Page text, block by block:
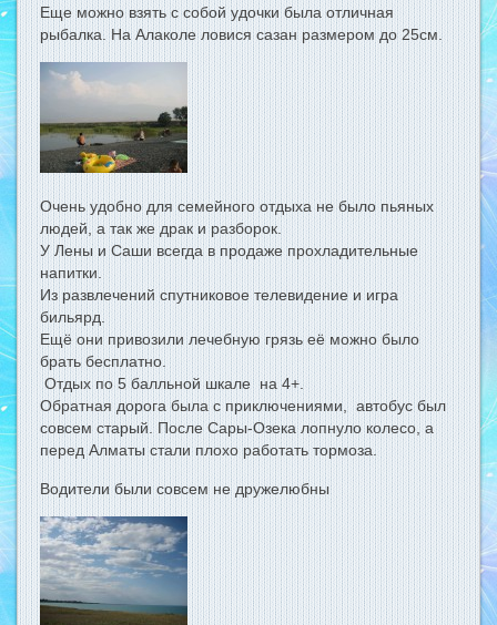
Еще можно взять с собой удочки была отличная
рыбалка. На Алаколе ловися сазан размером до 25см.
Очень удобно для семейного отдыха не было пьяных
людей, а так же драк и разборок.
У Лены и Саши всегда в продаже прохладительные
напитки.
Из развлечений спутниковое телевидение и игра
бильярд.
Ещё они привозили лечебную грязь её можно было
брать бесплатно.
Отдых по 5 балльной шкале на 4+.
Обратная дорога была с приключениями, автобус был
совсем старый. После Сары-Озека лопнуло колесо, а
перед Алматы стали плохо работать тормоза.
Водители были совсем не дружелюбны